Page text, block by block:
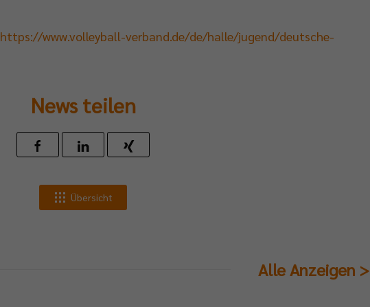
https://www.volleyball-verband.de/de/halle/jugend/deutsche-
News teilen
Übersicht
Alle Anzeigen >